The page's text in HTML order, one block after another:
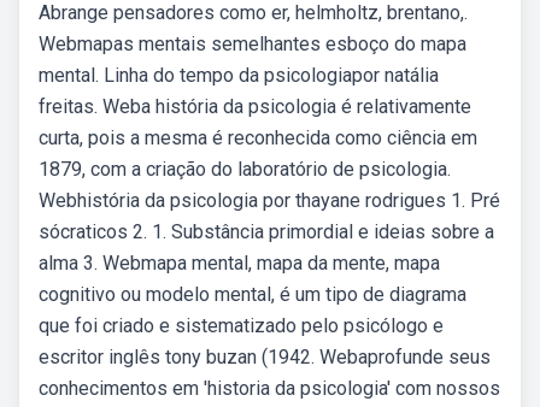
Abrange pensadores como er, helmholtz, brentano,.
Webmapas mentais semelhantes esboço do mapa
mental. Linha do tempo da psicologiapor natália
freitas. Weba história da psicologia é relativamente
curta, pois a mesma é reconhecida como ciência em
1879, com a criação do laboratório de psicologia.
Webhistória da psicologia por thayane rodrigues 1. Pré
sócraticos 2. 1. Substância primordial e ideias sobre a
alma 3. Webmapa mental, mapa da mente, mapa
cognitivo ou modelo mental, é um tipo de diagrama
que foi criado e sistematizado pelo psicólogo e
escritor inglês tony buzan (1942. Webaprofunde seus
conhecimentos em 'historia da psicologia' com nossos